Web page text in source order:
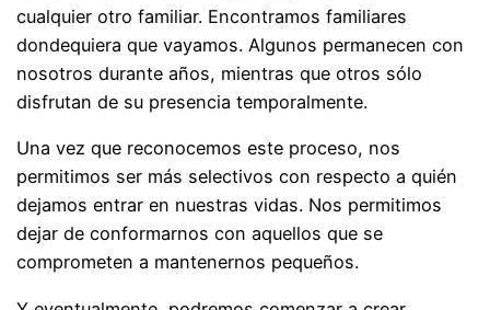
cualquier otro familiar. Encontramos familiares
dondequiera que vayamos. Algunos permanecen con
nosotros durante años, mientras que otros sólo
disfrutan de su presencia temporalmente.
Una vez que reconocemos este proceso, nos
permitimos ser más selectivos con respecto a quién
dejamos entrar en nuestras vidas. Nos permitimos
dejar de conformarnos con aquellos que se
comprometen a mantenernos pequeños.